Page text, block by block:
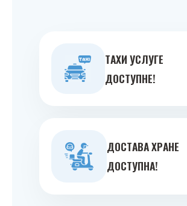
ТAXИ УСЛУГE
ДOСТУПНE!
ДOСТAВA ХРAНE
ДOСТУПНA!